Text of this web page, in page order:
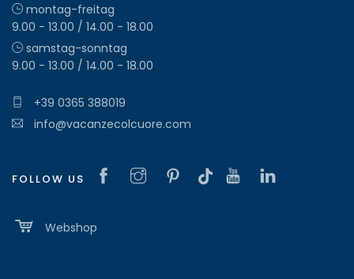
montag-freitag
9.00 - 13.00 / 14.00 - 18.00
samstag-sonntag
9.00 - 13.00 / 14.00 - 18.00
+39 0365 388019
info@vacanzecolcuore.com
FOLLOW US
Webshop